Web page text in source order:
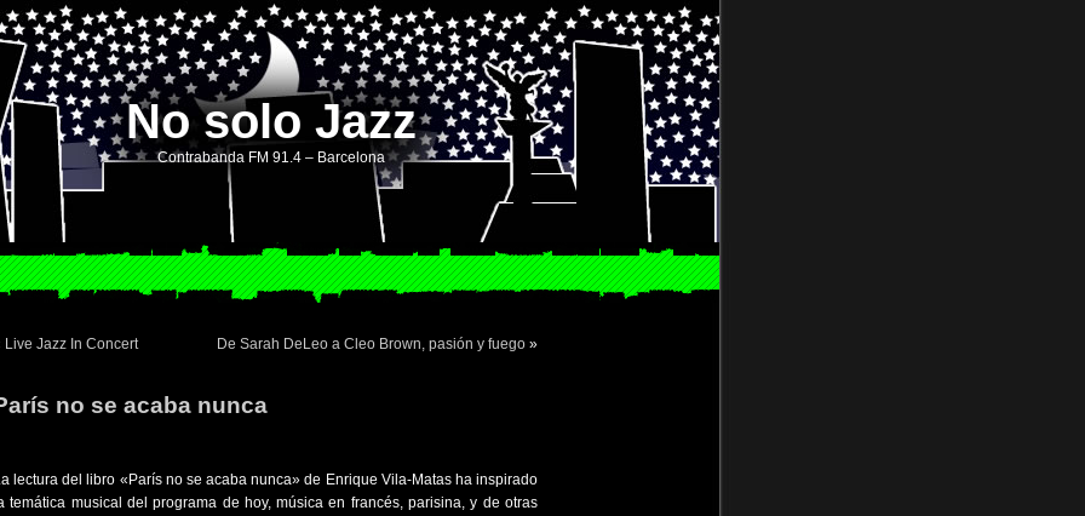
No solo Jazz
Contrabanda FM 91.4 – Barcelona
Live Jazz In Concert De Sarah DeLeo a Cleo Brown, pasión y fuego »
no se acaba nunca
lectura del libro «París no se acaba nunca» de Enrique Vila-Matas ha inspirado
temática musical del programa de hoy, música en francés, parisina, y de otras